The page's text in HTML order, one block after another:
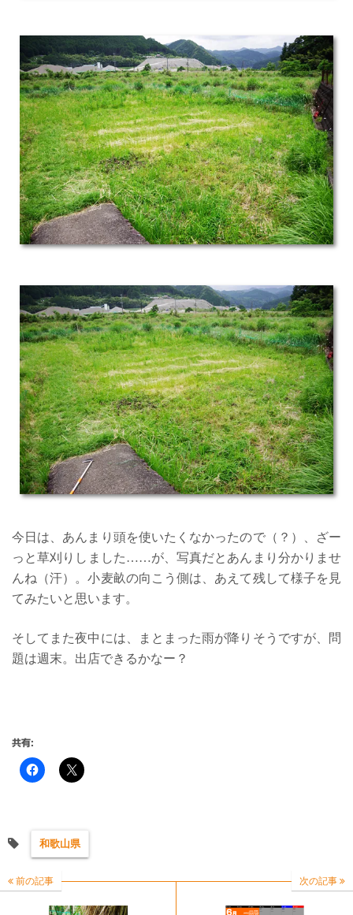
今日は、あんまり頭を使いたくなかったので（？）、ざー
っと草刈りしました……が、写真だとあんまり分かりませ
んね（汗）。小麦畝の向こう側は、あえて残して様子を見
てみたいと思います。
そしてまた夜中には、まとまった雨が降りそうですが、問
題は週末。出店できるかなー？
共有:
和歌山県
前の記事 次の記事